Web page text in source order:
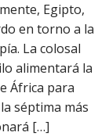
Egipto,
en torno a la
La colosal
alimentará la
África para
séptima más
[…]